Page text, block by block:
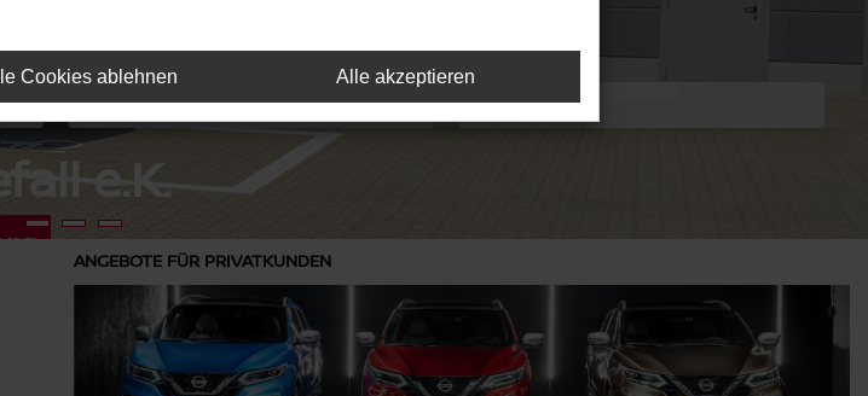
ANGEBOTE FÜR PRIVATKUNDEN
Cookies ablehnen Alle akzeptieren